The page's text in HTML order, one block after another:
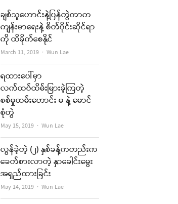
ချစ်သူဟောင်းနဲ့ပြန်တွဲတာက
ကျန်းမာရေးနဲ့ စိတ်ပိုင်းဆိုင်ရာ
ကို ထိခိုက်စေနိုင်
March 11, 2019 Author
Wun Lae
ရထားပေါ်မှာ
လက်ထပ်ထိမ်းမြားခဲ့ကြတဲ့
စစ်မှုထမ်းဟောင်း မ နဲ့ မောင်
စုံတွဲ
May 15, 2019 Author
Wun Lae
လွန်ခဲ့တဲ့ (၂) နှစ်ခန့်ကတည်းက
ခေတ်စားလာတဲ့ နှာခေါင်းမွေး
အရှည်ထားခြင်း
May 14, 2019 Author
Wun Lae